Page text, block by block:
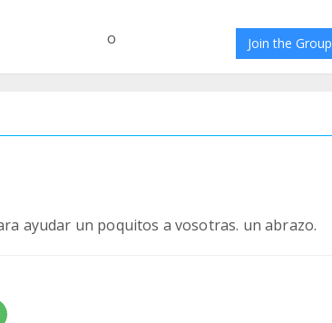
o Join the Group
ayudar un poquitos a vosotras. un abrazo.